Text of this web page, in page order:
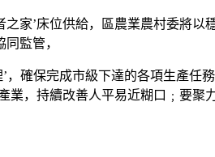
’床位供給，區農業農村委將以
監管，
確保完成市級下達的各項生產任
，持續改善人平易近糊口﹔要聚